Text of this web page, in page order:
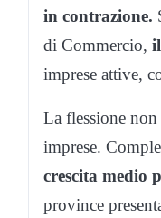
in contrazione.
di Commercio,
imprese attive,
La flessione
imprese.
crescita medio
province